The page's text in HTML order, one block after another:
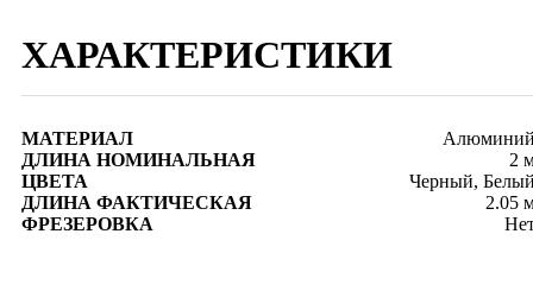
ХАРАКТЕРИСТИКИ
МАТЕРИАЛ
ДЛИНА НОМИНАЛЬНАЯ
2
ЦВЕТА
Черный,
ДЛИНА ФАКТИЧЕСКАЯ
2.05
ФРЕЗЕРОВКА